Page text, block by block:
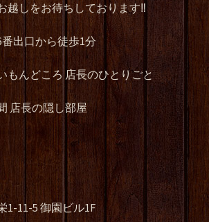
越しをお待ちしております‼️
出口から徒歩1分
んどころ 店長のひとりごと
店長の隠し部屋
1-11-5 御園ビル1F